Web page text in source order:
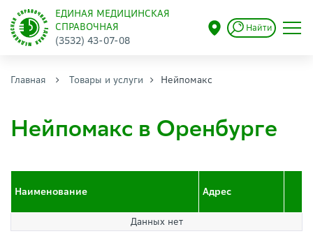
ЕДИНАЯ МЕДИЦИНСКАЯ
СПРАВОЧНАЯ
(3532) 43-07-08
Найти
Главная Товары и услуги Нейпомакс
Нейпомакс в Оренбурге
Наименование Адрес
Данных нет